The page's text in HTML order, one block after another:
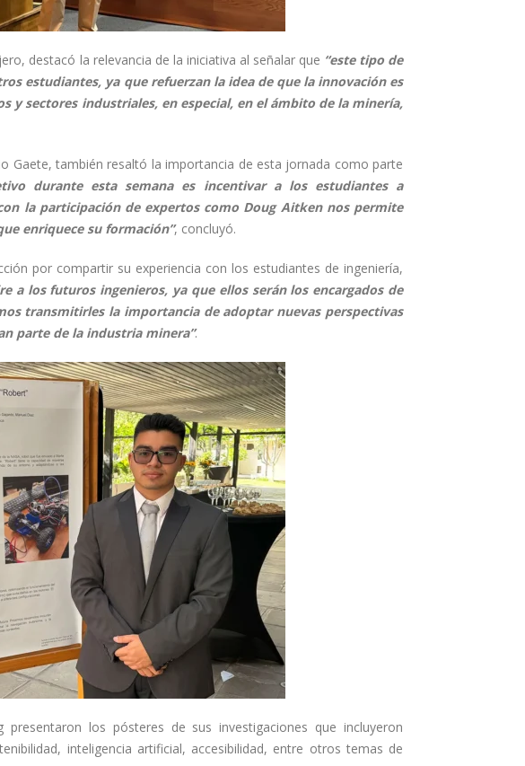
destacó la relevancia de la iniciativa al señalar que “este tipo de
estudiantes, ya que refuerzan la idea de que la innovación es
y sectores industriales, en especial, en el ámbito de la minería,
Gaete, también resaltó la importancia de esta jornada como parte
durante esta semana es incentivar a los estudiantes a
la participación de expertos como Doug Aitken nos permite
enriquece su formación”, concluyó.
por compartir su experiencia con los estudiantes de ingeniería,
a los futuros ingenieros, ya que ellos serán los encargados de
transmitirles la importancia de adoptar nuevas perspectivas
parte de la industria minera”.
los pósteres de sus investigaciones que incluyeron
inteligencia artificial, accesibilidad, entre otros temas de